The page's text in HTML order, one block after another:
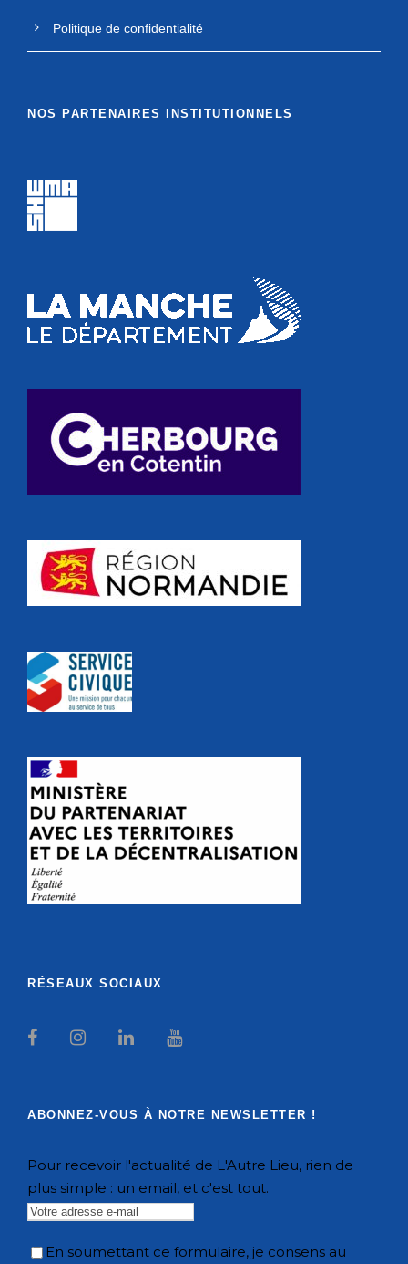
Politique de confidentialité
NOS PARTENAIRES INSTITUTIONNELS
RÉSEAUX SOCIAUX
ABONNEZ-VOUS À NOTRE NEWSLETTER !
Pour recevoir l'actualité de L'Autre Lieu, rien de
plus simple : un email, et c'est tout.
En soumettant ce formulaire, je consens au